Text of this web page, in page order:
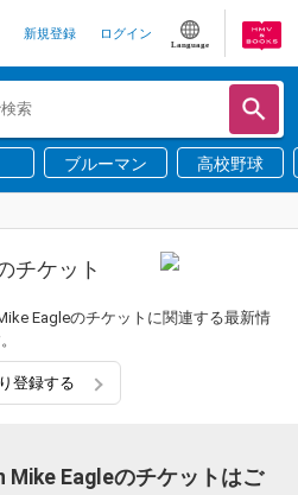
新規登録 ログイン
Language
ブルーマン 高校野球
チケット
Eagleのチケットに関連する最新情
登録する
Mike Eagleのチケットはご